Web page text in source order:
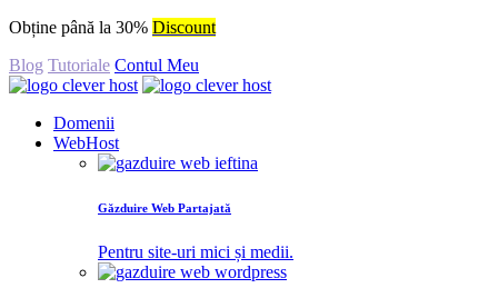
Obține până la 30% Discount
Blog Tutoriale Contul Meu
Domenii
WebHost
Găzduire Web Partajată
Pentru site-uri mici și medii.